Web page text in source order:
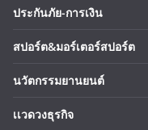
ประกันภัย-การเงิน
สปอร์ต&มอร์เตอร์สปอร์ต
นวัตกรรมยานยนต์
เเวดวงธุรกิจ